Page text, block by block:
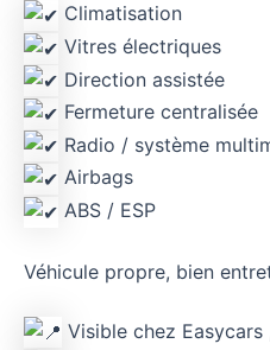
Climatisation
Vitres électriques
Direction assistée
Fermeture centralisée
Radio / système
Airbags
ABS / ESP
Véhicule propre, bien
Visible chez Easycars